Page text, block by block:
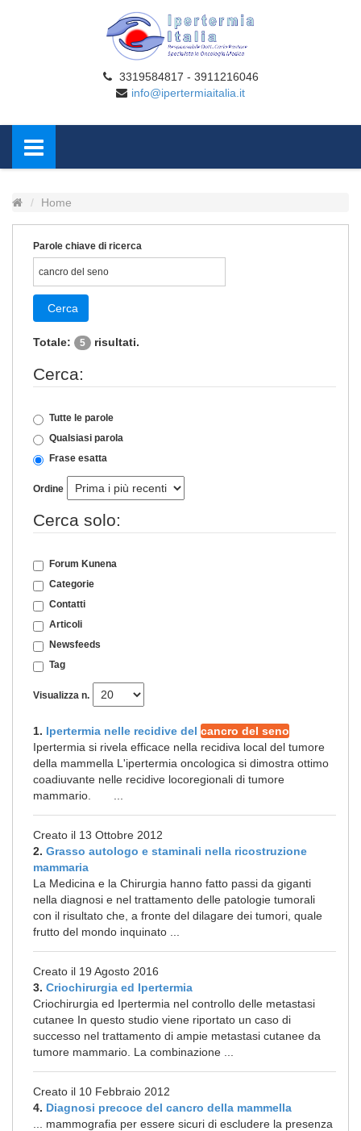
3319584817 - 3911216046
info@ipertermiaitalia.it
Home
Parole chiave di ricerca
Cerca
Totale: 5 risultati.
Cerca:
Tutte le parole
Qualsiasi parola
Frase esatta
Ordine
Cerca solo:
Forum Kunena
Categorie
Contatti
Articoli
Newsfeeds
Tag
Visualizza n.
1. Ipertermia nelle recidive del cancro del seno
Ipertermia si rivela efficace nella recidiva local del tumore
della mammella L'ipertermia oncologica si dimostra ottimo
coadiuvante nelle recidive locoregionali di tumore
mammario. ...
Creato il 13 Ottobre 2012
2. Grasso autologo e staminali nella ricostruzione
mammaria
La Medicina e la Chirurgia hanno fatto passi da giganti
nella diagnosi e nel trattamento delle patologie tumorali
con il risultato che, a fronte del dilagare dei tumori, quale
frutto del mondo inquinato ...
Creato il 19 Agosto 2016
3. Criochirurgia ed Ipertermia
Criochirurgia ed Ipertermia nel controllo delle metastasi
cutanee In questo studio viene riportato un caso di
successo nel trattamento di ampie metastasi cutanee da
tumore mammario. La combinazione ...
Creato il 10 Febbraio 2012
4. Diagnosi precoce del cancro della mammella
... mammografia per essere sicuri di escludere la presenza